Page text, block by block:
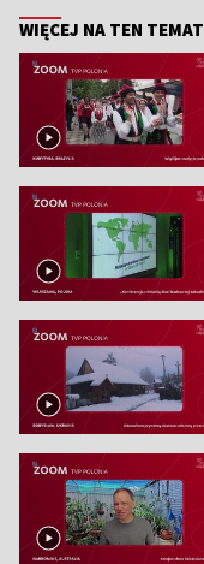
WIĘCEJ NA TEN TEMAT